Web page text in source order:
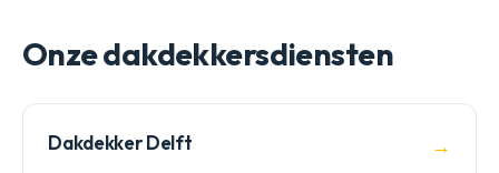
Onze dakdekkersdiensten
Dakdekker Delft →